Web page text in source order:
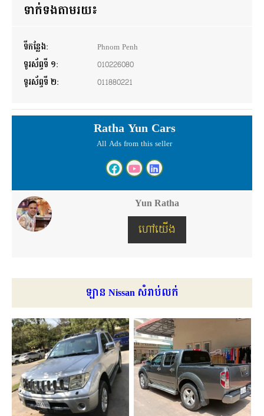
ទាក់ទងតាមរយ៖
ទីកន្លែង:
Phnom Penh
ទូរស័ព្ទទី ១:
010226080
ទូរស័ព្ទទី ២:
011880221
Ratha Yun Cars
All Ads from this seller
Yun Ratha
ហៅយើង
ឡាន Nissan សំរាប់លក់